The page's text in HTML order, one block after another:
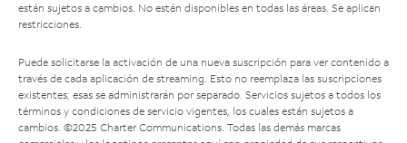
están sujetos a cambios. No están disponibles en todas las áreas. Se aplican
restricciones.
Puede solicitarse la activación de una nueva suscripción para ver contenido a
través de cada aplicación de streaming. Esto no reemplaza las suscripciones
existentes; esas se administrarán por separado. Servicios sujetos a todos los
términos y condiciones de servicio vigentes, los cuales están sujetos a
cambios. ©2025 Charter Communications. Todas las demás marcas